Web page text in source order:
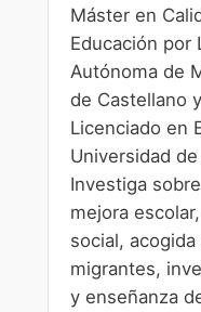
Máster en
Educación por
Autónoma de
de Castellano
Licenciado en
Universidad
Investiga
mejora
social,
migrantes,
y enseñanza